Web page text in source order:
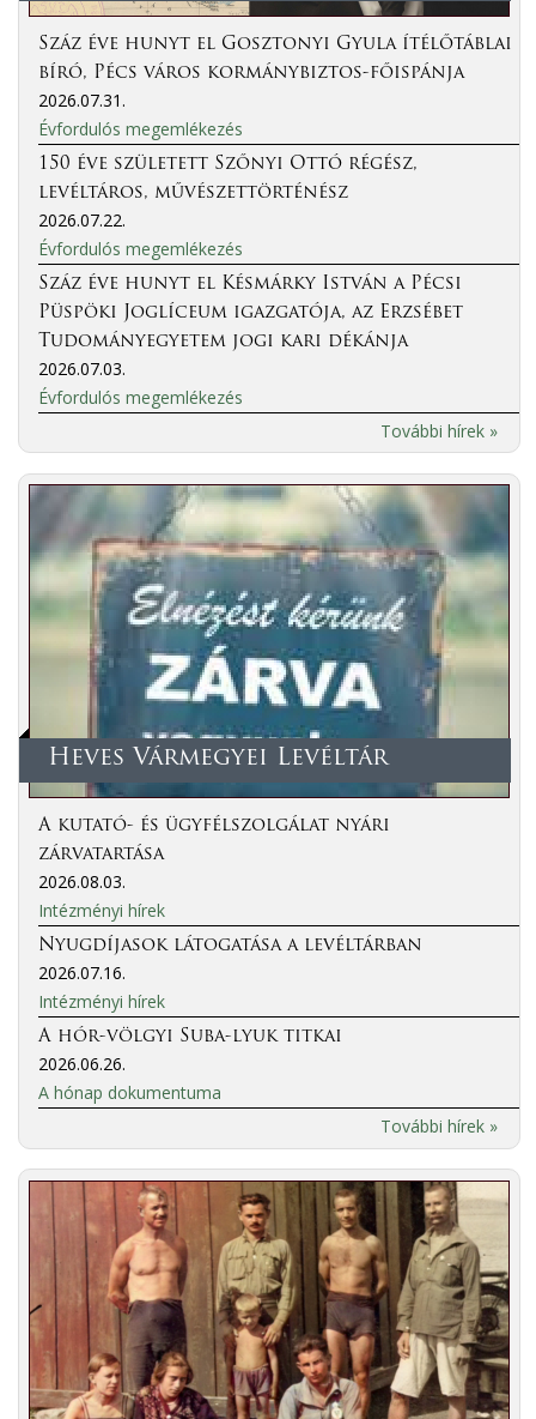
Száz éve hunyt el Gosztonyi Gyula ítélőtáblai
bíró, Pécs város kormánybiztos-főispánja
2026.07.31.
Évfordulós megemlékezés
150 éve született Szőnyi Ottó régész,
levéltáros, művészettörténész
2026.07.22.
Évfordulós megemlékezés
Száz éve hunyt el Késmárky István a Pécsi
Püspöki Joglíceum igazgatója, az Erzsébet
Tudományegyetem jogi kari dékánja
2026.07.03.
Évfordulós megemlékezés
További hírek »
Heves Vármegyei Levéltár
A kutató- és ügyfélszolgálat nyári
zárvatartása
2026.08.03.
Intézményi hírek
Nyugdíjasok látogatása a levéltárban
2026.07.16.
Intézményi hírek
A hór-völgyi Suba-lyuk titkai
2026.06.26.
A hónap dokumentuma
További hírek »